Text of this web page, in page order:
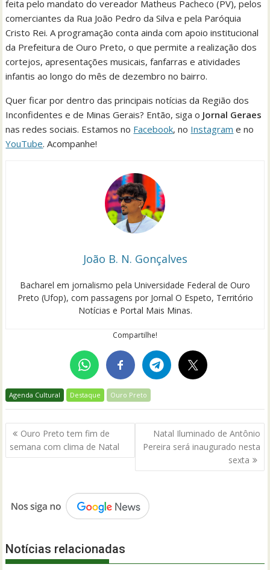
feita pelo mandato do vereador Matheus Pacheco (PV), pelos
comerciantes da Rua João Pedro da Silva e pela Paróquia
Cristo Rei. A programação conta ainda com apoio institucional
da Prefeitura de Ouro Preto, o que permite a realização dos
cortejos, apresentações musicais, fanfarras e atividades
infantis ao longo do mês de dezembro no bairro.
Quer ficar por dentro das principais notícias da Região dos
Inconfidentes e de Minas Gerais? Então, siga o Jornal Geraes
nas redes sociais. Estamos no Facebook, no Instagram e no
YouTube. Acompanhe!
João B. N. Gonçalves
Bacharel em jornalismo pela Universidade Federal de Ouro
Preto (Ufop), com passagens por Jornal O Espeto, Território
Notícias e Portal Mais Minas.
Compartilhe!
Agenda Cultural Destaque Ouro Preto
Navegação
de
Post
Ouro Preto tem fim de
semana com clima de Natal
Natal Iluminado de Antônio
Pereira será inaugurado nesta
sexta
Notícias relacionadas